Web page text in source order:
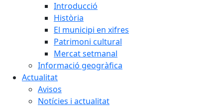
Introducció
Història
El municipi en xifres
Patrimoni cultural
Mercat setmanal
Informació geogràfica
Actualitat
Avisos
Notícies i actualitat